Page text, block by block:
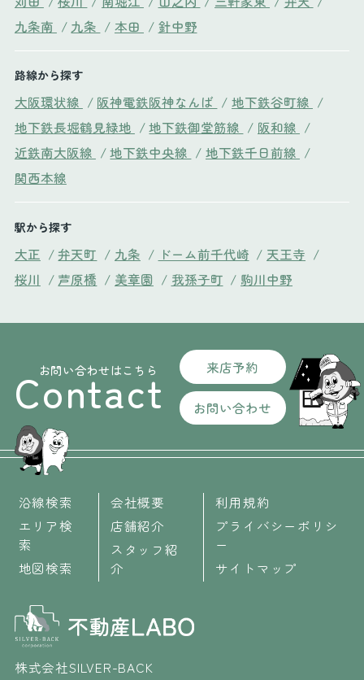
九条南 / 九条 / 本田 / 針中野
路線から探す
大阪環状線 / 阪神電鉄阪神なんば / 地下鉄谷町線 /
地下鉄長堀鶴見緑地 / 地下鉄御堂筋線 / 阪和線 /
近鉄南大阪線 / 地下鉄中央線 / 地下鉄千日前線 /
関西本線
駅から探す
大正 / 弁天町 / 九条 / ドーム前千代崎 / 天王寺 /
桜川 / 芦原橋 / 美章園 / 我孫子町 / 駒川中野
お問い合わせはこちら
Contact 来店予約
お問い合わせ
沿線検索
エリア検
索
地図検索
会社概要
店舗紹介
スタッフ紹
介
利用規約
プライバシーポリシ
ー
サイトマップ
株式会社SILVER-BACK